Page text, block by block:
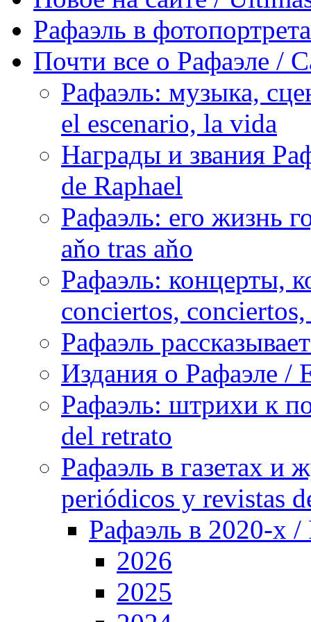
Рафаэль в
Почти все о Рафаэле /
Рафаэль: музыка,
el escenario, la vida
Награды и звания
de Raphael
Рафаэль: его жизнь
aňo tras aňo
Рафаэль: концерты,
conciertos,
Рафаэль
Издания о Рафаэле /
Рафаэль: штрихи к
del retrato
Рафаэль в газетах и
periódicos y revistas
Рафаэль в 2020-х /
2026
2025